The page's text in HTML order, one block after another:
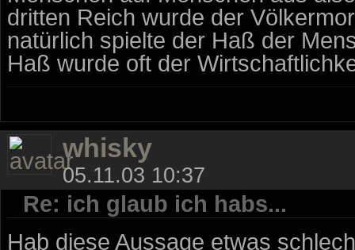
dritten Reich wurde der
natürlich spielte der Haß der
Haß wurde oft der
whisky
05.11.03 10:37
Re: ich glaub ich habs...
Hab diese Aussage etwas